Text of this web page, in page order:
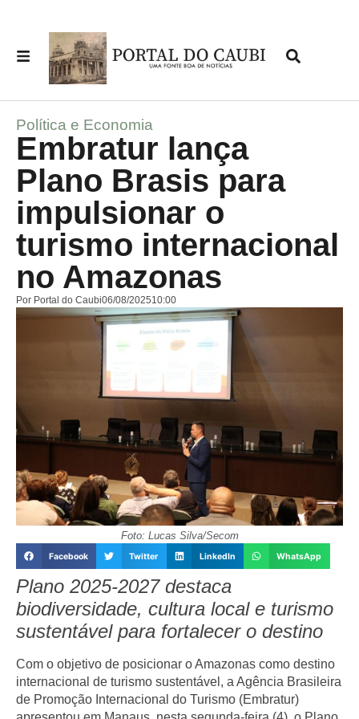
Política e Economia
Embratur lança
Plano Brasis para
impulsionar o
turismo internacional
no Amazonas
Por Portal do Caubi06/08/202510:00
Foto: Lucas Silva/Secom
Facebook Twitter LinkedIn WhatsApp
Plano 2025-2027 destaca
biodiversidade, cultura local e turismo
sustentável para fortalecer o destino
Com o objetivo de posicionar o Amazonas como destino
internacional de turismo sustentável, a Agência Brasileira
de Promoção Internacional do Turismo (Embratur)